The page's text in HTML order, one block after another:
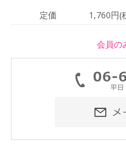
定価 1,760円(
会員の